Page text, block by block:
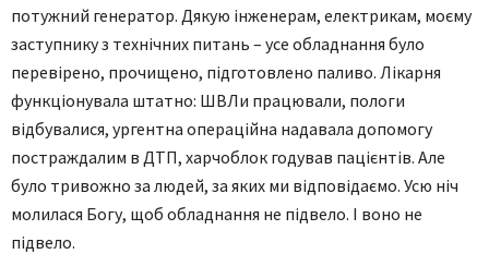
потужний генератор. Дякую інженерам, електрикам, моєму
заступнику з технічних питань – усе обладнання було
перевірено, прочищено, підготовлено паливо. Лікарня
функціонувала штатно: ШВЛи працювали, пологи
відбувалися, ургентна операційна надавала допомогу
постраждалим в ДТП, харчоблок годував пацієнтів. Але
було тривожно за людей, за яких ми відповідаємо. Усю ніч
молилася Богу, щоб обладнання не підвело. І воно не
підвело.